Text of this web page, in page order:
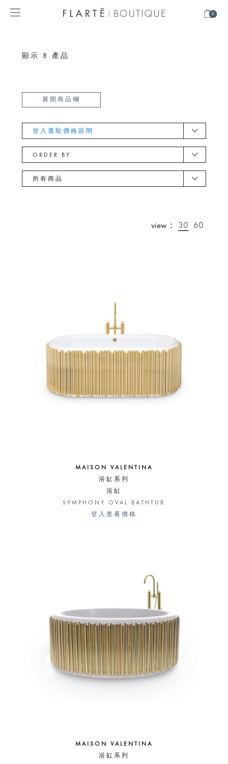
0
顯示 8 產品
展開商品欄
登入選取價格區間
ORDER BY
所有商品
view： 30 60
MAISON VALENTINA
浴缸系列
浴缸
SYMPHONY OVAL BATHTUB
登入查看價格
MAISON VALENTINA
浴缸系列